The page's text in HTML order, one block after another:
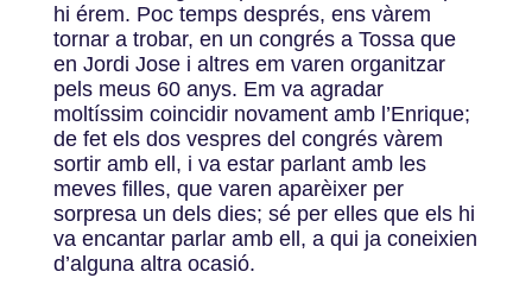
hi érem. Poc temps després, ens vàrem
tornar a trobar, en un congrés a Tossa que
en Jordi Jose i altres em varen organitzar
pels meus 60 anys. Em va agradar
moltíssim coincidir novament amb l’Enrique;
de fet els dos vespres del congrés vàrem
sortir amb ell, i va estar parlant amb les
meves filles, que varen aparèixer per
sorpresa un dels dies; sé per elles que els hi
va encantar parlar amb ell, a qui ja coneixien
d’alguna altra ocasió.